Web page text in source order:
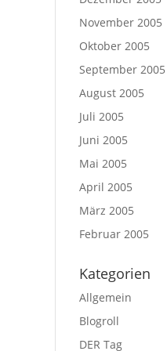
November 2005
Oktober 2005
September 2005
August 2005
Juli 2005
Juni 2005
Mai 2005
April 2005
März 2005
Februar 2005
Kategorien
Allgemein
Blogroll
DER Tag